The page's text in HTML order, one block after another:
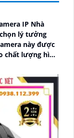
IP Nhà
lý tưởng
chất lượng hình